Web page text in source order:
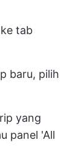
tab
baru, pilih
yang
panel 'All